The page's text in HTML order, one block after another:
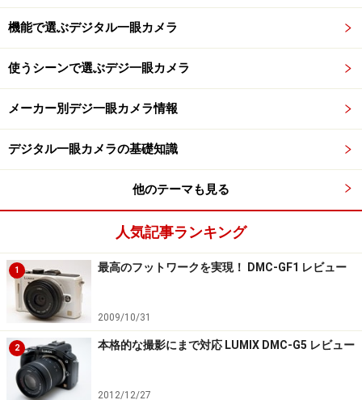
機能で選ぶデジタル一眼カメラ
使うシーンで選ぶデジ一眼カメラ
メーカー別デジ一眼カメラ情報
デジタル一眼カメラの基礎知識
他のテーマも見る
人気記事ランキング
1 最高のフットワークを実現！ DMC-GF1 レビュー
2009/10/31
2 本格的な撮影にまで対応 LUMIX DMC-G5 レビュー
2012/12/27